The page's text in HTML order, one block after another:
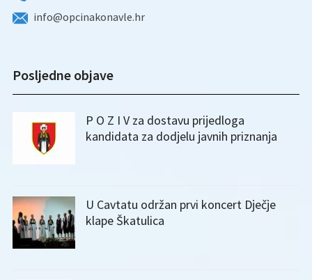
info@opcinakonavle.hr
Posljedne objave
P O Z I V za dostavu prijedloga
kandidata za dodjelu javnih priznanja
U Cavtatu održan prvi koncert Dječje
klape Škatulica